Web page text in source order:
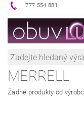
777 554 881
MERRELL
Žádné produkty od